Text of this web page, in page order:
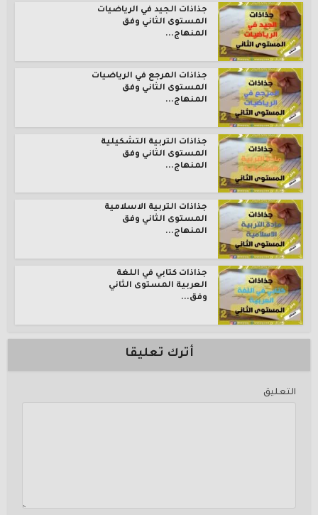
جذاذات الجيد في الرياضيات
المستوى الثاني وفق
المنهاج...
جذاذات المرجع في الرياضيات
المستوى الثاني وفق
المنهاج...
جذاذات التربية التشكيلية
المستوى الثاني وفق
المنهاج...
جذاذات التربية الاسلامية
المستوى الثاني وفق
المنهاج...
جذاذات كتابي في اللغة
العربية المستوى الثاني
وفق...
أترك تعليقا
التعليق